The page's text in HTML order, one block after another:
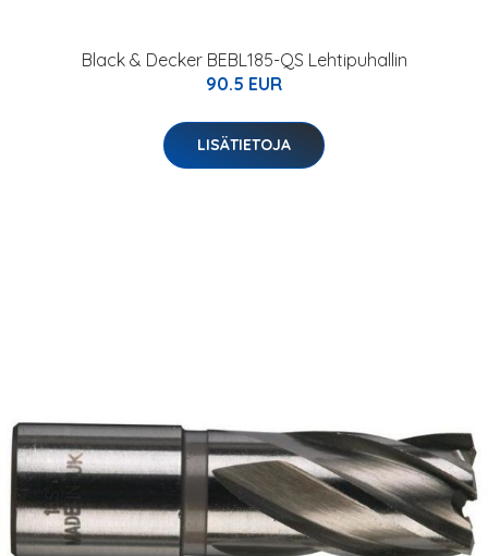
Black & Decker BEBL185-QS Lehtipuhallin
90.5 EUR
LISÄTIETOJA